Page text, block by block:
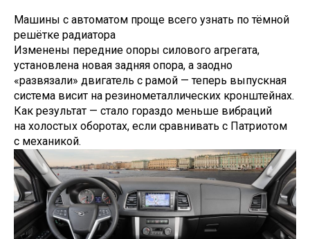
Машины с автоматом проще всего узнать по тёмной
решётке радиатора
Изменены передние опоры силового агрегата,
установлена новая задняя опора, а заодно
«развязали» двигатель с рамой — теперь выпускная
система висит на резинометаллических кронштейнах.
Как результат — стало гораздо меньше вибраций
на холостых оборотах, если сравнивать с Патриотом
с механикой.